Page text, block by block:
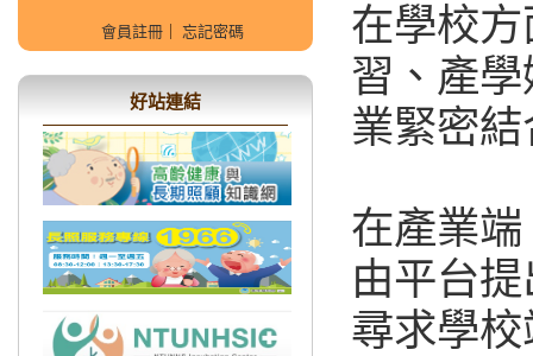
會員註冊 忘記密碼
好站連結
在學校
習、產
業緊密
在產業
由平台
尋求學